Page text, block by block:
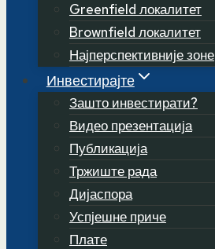
Greenfield локалитет
Brownfield локалитет
Најперспективније зоне
Инвестирајте
Зашто инвестирати?
Видео презентација
Публикација
Тржиште рада
Дијаспора
Успјешне приче
Плате